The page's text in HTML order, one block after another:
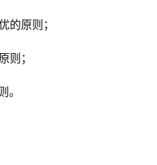
的原则；
则；
。